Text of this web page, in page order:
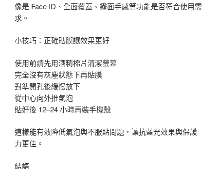
像是 Face ID、全面覆蓋、霧面手感等功能是否符合使用需
求。
小技巧：正確貼膜讓效果更好
使用前請先用酒精棉片清潔螢幕
完全沒有灰塵狀態下再貼膜
對準開孔後緩慢放下
從中心向外推氣泡
貼好後 12–24 小時再裝手機殼
這樣能有效降低氣泡與不服貼問題，讓抗藍光效果與保護
力更佳。
結語